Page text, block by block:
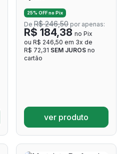
25% OFF no Pix
De R$ 246,50 por apenas:
R$ 184,38 no Pix
ou R$ 246,50 em 3x de
R$ 72,31 SEM JUROS no
cartão
ver produto